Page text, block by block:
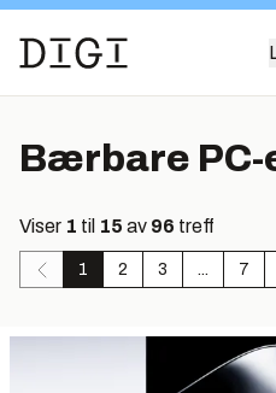
Bærbare PC-
Viser 1 til 15 av 96 treff
1 2 3 ... 7